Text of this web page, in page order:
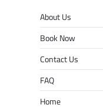
About Us
Book Now
Contact Us
FAQ
Home